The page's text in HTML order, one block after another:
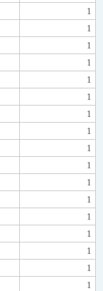
1
1
1
1
1
1
1
1
1
1
1
1
1
1
1
1
1